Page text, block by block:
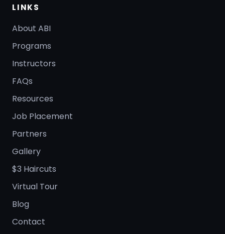
LINKS
About ABI
Programs
Instructors
FAQs
Resources
Job Placement
Partners
Gallery
$3 Haircuts
Virtual Tour
Blog
Contact